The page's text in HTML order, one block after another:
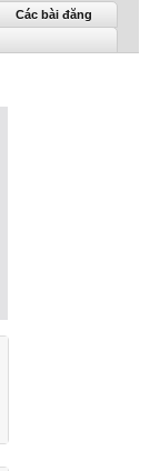
Các bài đăng